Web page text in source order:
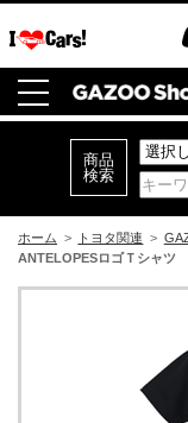
中古車検索
クルマ情報
ホーム > トヨタ関連 >
ANTELOPESロゴＴシャツ